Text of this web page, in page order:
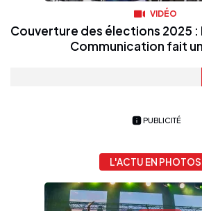
VIDÉO
Couverture des élections 2025 :
Communication fait
PUBLICITÉ
L'ACTU EN PHOTOS